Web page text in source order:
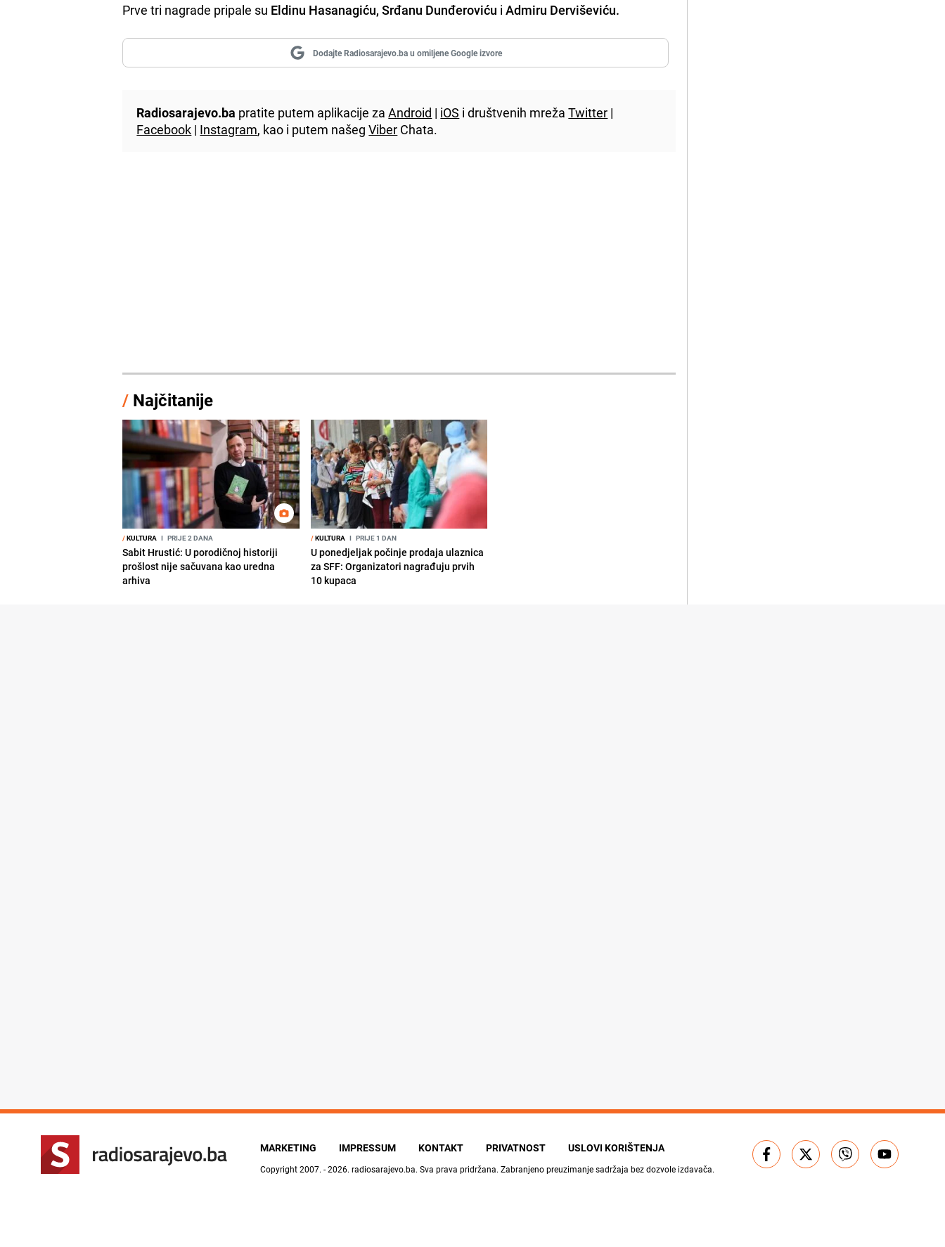
Prve tri nagrade pripale su Eldinu Hasanagiću, Srđanu Dunđeroviću iAdmiru Derviševiću.
Dodajte Radiosarajevo.ba u omiljene Google izvore
Radiosarajevo.ba pratite putem aplikacije zaAndroid | iOS i društvenih mrežaTwitter |
Facebook | Instagram, kao i putem našegViber Chata.
/ Najčitanije
/KULTURA I PRIJE 2 DANA
Sabit Hrustić: U porodičnoj historiji
prošlost nije sačuvana kao uredna
arhiva
/KULTURA I PRIJE 1 DAN
U ponedjeljak počinje prodaja ulaznica
za SFF: Organizatori nagrađuju prvih
10 kupaca
MARKETING IMPRESSUM KONTAKT PRIVATNOST USLOVI KORIŠTENJA
Copyright 2007. - 2026. radiosarajevo.ba. Sva prava pridržana. Zabranjeno preuzimanje sadržaja bez dozvole izdavača.